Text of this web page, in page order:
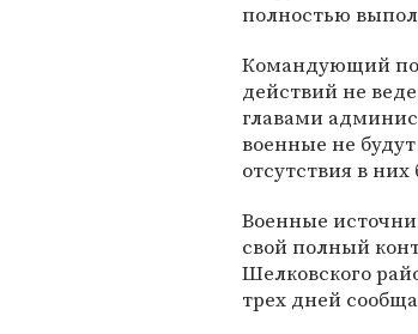
полностью
Командующий
действий не
главами
военные не
отсутствия в них
Военные
свой полный
Шелковского
трех дней